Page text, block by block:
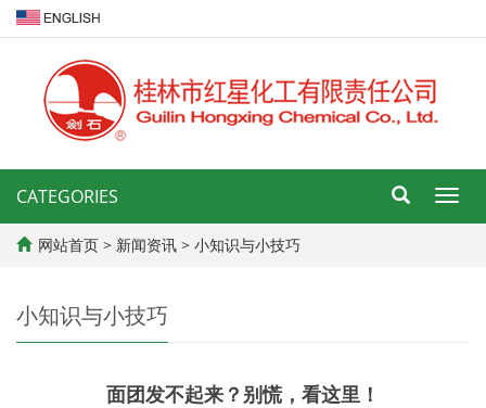
导
航
CATEGORIES
网站首页 > 新闻资讯 > 小知识与小技巧
小知识与小技巧
面团发不起来？别慌，看这里！